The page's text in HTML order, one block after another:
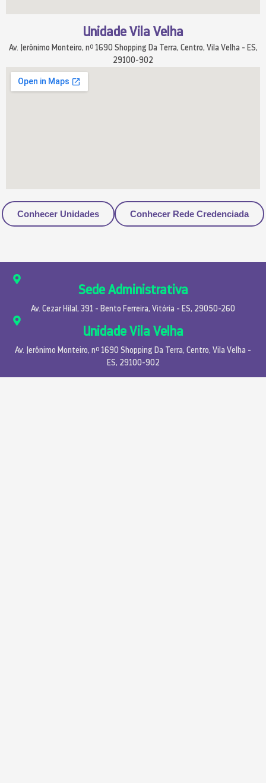
Unidade Vila Velha
Av. Jerônimo Monteiro, nº 1690 Shopping Da Terra, Centro, Vila Velha - ES,
29100-902
Conhecer Unidades Conhecer Rede Credenciada
Sede Administrativa
Av. Cezar Hilal, 391 - Bento Ferreira, Vitória - ES, 29050-260
Unidade Vila Velha
Av. Jerônimo Monteiro, nº 1690 Shopping Da Terra, Centro, Vila Velha -
ES, 29100-902